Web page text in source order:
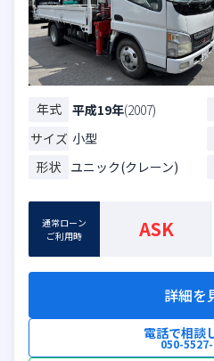
年式 平成19年(2007)
サイズ 小型
形状 ユニック(クレーン)
通常ローン
ご利用時
ASK
詳細を
電話で相談
050-